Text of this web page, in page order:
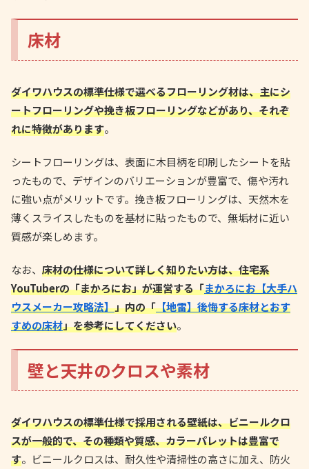
床材
ダイワハウスの標準仕様で選べるフローリング材は、主にシ
ートフローリングや挽き板フローリングなどがあり、それぞ
れに特徴があります。
シートフローリングは、表面に木目柄を印刷したシートを貼
ったもので、デザインのバリエーションが豊富で、傷や汚れ
に強い点がメリットです。挽き板フローリングは、天然木を
薄くスライスしたものを基材に貼ったもので、無垢材に近い
質感が楽しめます。
なお、 床材の仕様について詳しく知りたい方は、住宅系
YouTuberの「まかろにお」が運営する「まかろにお【大手ハ
ウスメーカー攻略法】」内の「【地雷】後悔する床材とおす
すめの床材」を参考にしてください。
壁と天井のクロスや素材
ダイワハウスの標準仕様で採用される壁紙は、ビニールクロ
スが一般的で、その種類や質感、カラーパレットは豊富で
す。ビニールクロスは、耐久性や清掃性の高さに加え、防火